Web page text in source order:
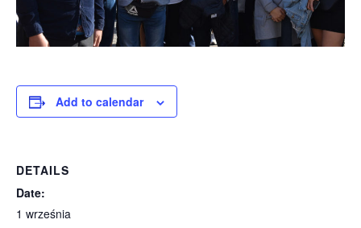
Add to calendar
DETAILS
Date:
1 września